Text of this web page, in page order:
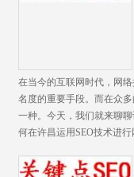
在当今的互联网时代，网
名度的重要手段。而在众
一种。今天，我们就来聊
何在许昌运用SEO技术进